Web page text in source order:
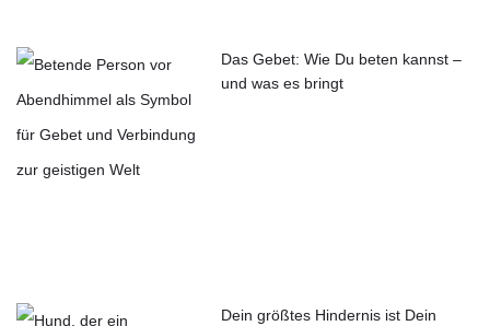
Das Gebet: Wie Du beten kannst –
und was es bringt
Dein größtes Hindernis ist Dein